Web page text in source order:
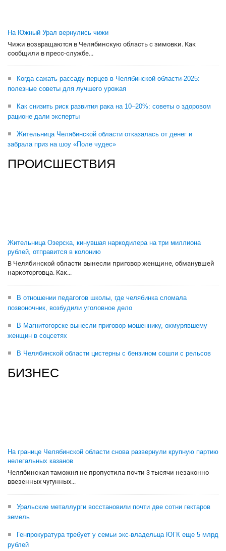
На Южный Урал вернулись чижи
Чижи возвращаются в Челябинскую область с зимовки. Как
сообщили в пресс-службе...
Когда сажать рассаду перцев в Челябинской области-2025:
полезные советы для лучшего урожая
Как снизить риск развития рака на 10–20%: советы о здоровом
рационе дали эксперты
Жительница Челябинской области отказалась от денег и
забрала приз на шоу «Поле чудес»
ПРОИСШЕСТВИЯ
Жительница Озерска, кинувшая наркодилера на три миллиона
рублей, отправится в колонию
В Челябинской области вынесли приговор женщине, обманувшей
наркоторговца. Как...
В отношении педагогов школы, где челябинка сломала
позвоночник, возбудили уголовное дело
В Магнитогорске вынесли приговор мошеннику, охмурявшему
женщин в соцсетях
В Челябинской области цистерны с бензином сошли с рельсов
БИЗНЕС
На границе Челябинской области снова развернули крупную партию
нелегальных казанов
Челябинская таможня не пропустила почти 3 тысячи незаконно
ввезенных чугунных...
Уральские металлурги восстановили почти две сотни гектаров
земель
Генпрокуратура требует у семьи экс-владельца ЮГК еще 5 млрд
рублей